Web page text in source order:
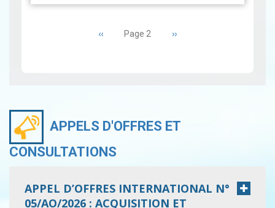
températures
et un déficit pluviométrique
Page
précédente
‹‹ Page 2 Page
››
APPELS D'OFFRES ET
CONSULTATIONS
APPEL D’OFFRES INTERNATIONAL N°
05/AO/2026 : ACQUISITION ET